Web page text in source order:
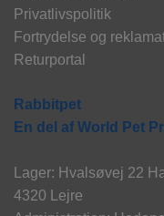
Privatlivspolitik
Fortrydelse og
Returportal
Rabbitpet
En del af World Pet
Lager: Hvalsøvej 22
4320 Lejre